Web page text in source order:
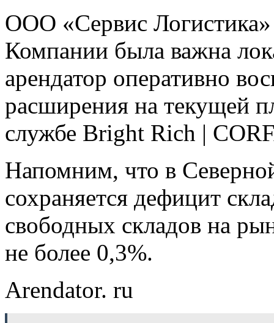
ООО «Сервис
Компании была важна
арендатор оперативно
расширения на текущей
службе Bright Rich |
Напомним, что в
сохраняется дефицит
свободных складов на
не более 0,3%.
Arendator. ru